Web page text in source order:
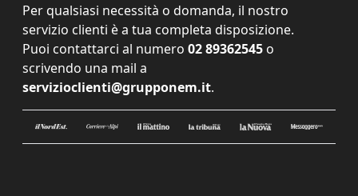
Per qualsiasi necessità o domanda, il nostro
servizio clienti è a tua completa disposizione.
Puoi contattarci al numero 02 89362545 o
scrivendo una mail a
servizioclienti@grupponem.it.